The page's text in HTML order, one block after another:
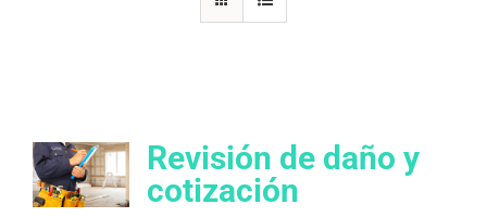
Revisión de daño y
cotización